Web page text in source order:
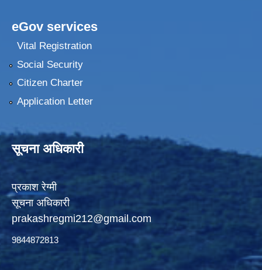
eGov services
Vital Registration
Social Security
Citizen Charter
Application Letter
सूचना अधिकारी
प्रकाश रेग्मी
सूचना अधिकारी
prakashregmi212@gmail.com
9844872813